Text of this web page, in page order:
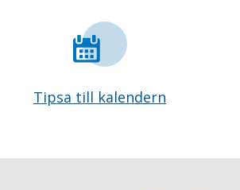
Tipsa till kalendern